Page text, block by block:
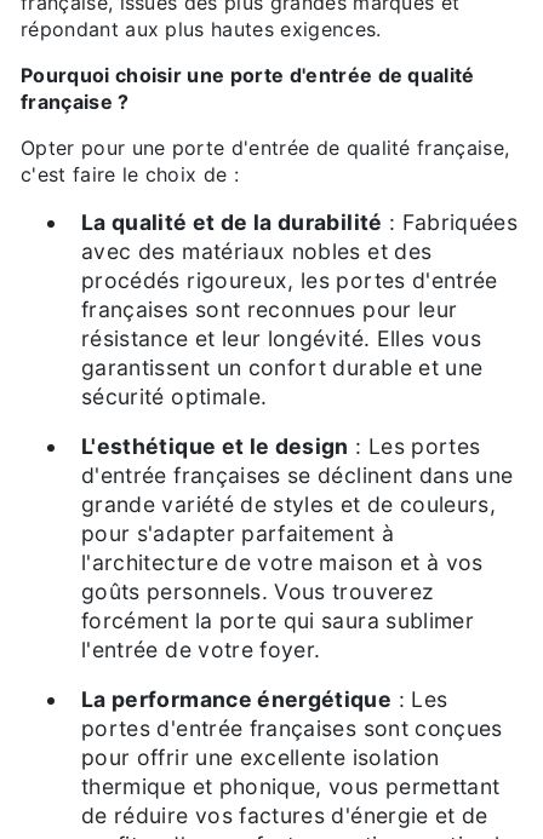
répondant aux plus hautes exigences.
Pourquoi choisir une porte d'entrée de qualité
française ?
Opter pour une porte d'entrée de qualité française,
c'est faire le choix de :
La qualité et de la durabilité : Fabriquées
avec des matériaux nobles et des
procédés rigoureux, les portes d'entrée
françaises sont reconnues pour leur
résistance et leur longévité. Elles vous
garantissent un confort durable et une
sécurité optimale.
L'esthétique et le design : Les portes
d'entrée françaises se déclinent dans une
grande variété de styles et de couleurs,
pour s'adapter parfaitement à
l'architecture de votre maison et à vos
goûts personnels. Vous trouverez
forcément la porte qui saura sublimer
l'entrée de votre foyer.
La performance énergétique : Les
portes d'entrée françaises sont conçues
pour offrir une excellente isolation
thermique et phonique, vous permettant
de réduire vos factures d'énergie et de